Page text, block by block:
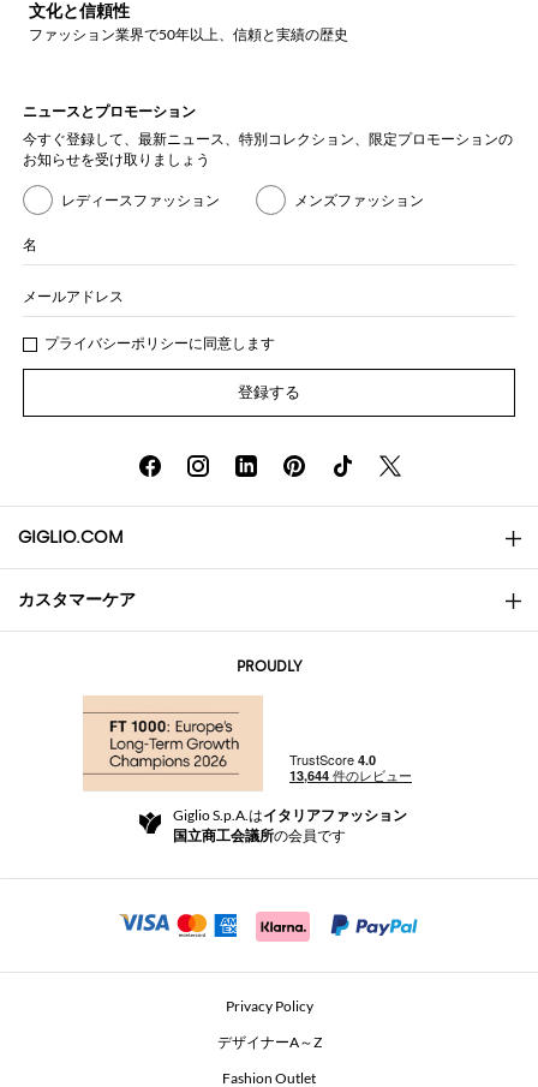
文化と信頼性
ファッション業界で50年以上、信頼と実績の歴史
ニュースとプロモーション
今すぐ登録して、最新ニュース、特別コレクション、限定プロモーションの
お知らせを受け取りましょう
レディースファッション メンズファッション
名
メールアドレス
プライバシーポリシーに同意します
登録する
GIGLIO.COM
会社概要
Community Store
Beauty Seekers VIP Club
カスタマーケア
返品と返金
For a safe shopping experience
Security Communication
PROUDLY
Giglio S.p.A.はイタリアファッション
国立商工会議所の会員です
Privacy Policy
デザイナーA～Z
Fashion Outlet